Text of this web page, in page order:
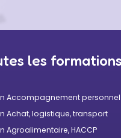
les formations
Accompagnement personnel
Achat, logistique, transport
Agroalimentaire, HACCP